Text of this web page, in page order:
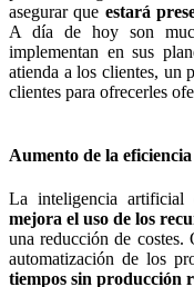
asegurar que estará
A día de hoy son
implementan en sus
atienda a los clientes, un
clientes para ofrecerles
Aumento de la eficiencia
La inteligencia artificial
mejora el uso de los
una reducción de costes.
automatización de los
tiempos sin producción